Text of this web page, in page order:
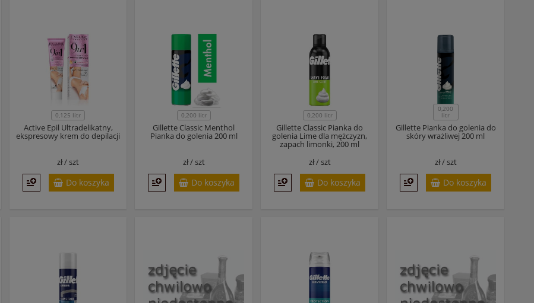
0,125 litr
Active Epil Ultradelikatny,
ekspresowy krem do depilacji
zł /szt
Do koszyka
0,200 litr
Gillette Classic Menthol
Pianka do golenia 200 ml
zł /szt
Do koszyka
0,200 litr
Gillette Classic Pianka do
golenia Lime dla mężczyzn,
zapach limonki, 200 ml
zł /szt
Do koszyka
0,200
litr
Gillette Pianka do golenia do
skóry wrażliwej 200 ml
zł /szt
Do koszyka